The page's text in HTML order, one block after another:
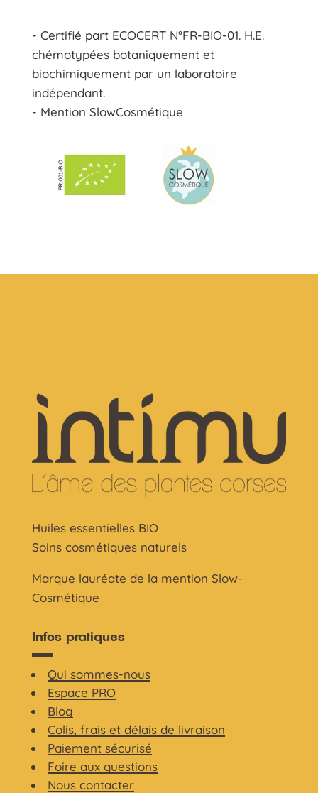
- Certifié part ECOCERT N°FR-BIO-01. H.E.
chémotypées botaniquement et
biochimiquement par un laboratoire
indépendant.
- Mention SlowCosmétique
Huiles essentielles BIO
Soins cosmétiques naturels
Marque lauréate de la mention Slow-
Cosmétique
Infos pratiques
Qui sommes-nous
Espace PRO
Blog
Colis, frais et délais de livraison
Paiement sécurisé
Foire aux questions
Nous contacter